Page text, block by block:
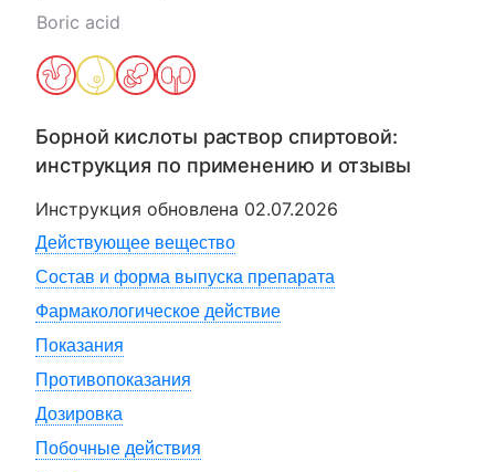
Boric acid
Борной кислоты раствор спиртовой:
инструкция по применению и отзывы
Инструкция обновлена 02.07.2026
Действующее вещество
Состав и форма выпуска препарата
Фармакологическое действие
Показания
Противопоказания
Дозировка
Побочные действия